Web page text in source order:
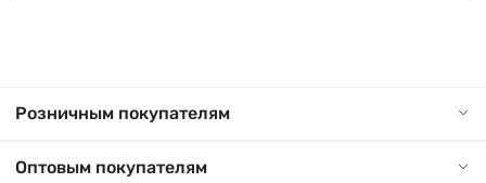
Розничным покупателям
Оптовым покупателям